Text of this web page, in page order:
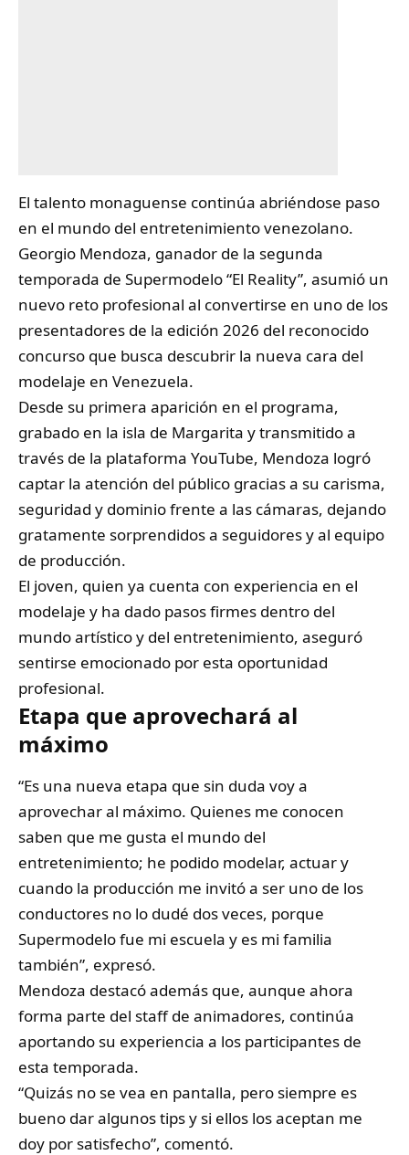
El talento monaguense continúa abriéndose paso
en el mundo del entretenimiento venezolano.
Georgio Mendoza, ganador de la segunda
temporada de Supermodelo “El Reality”, asumió un
nuevo reto profesional al convertirse en uno de los
presentadores de la edición 2026 del reconocido
concurso que busca descubrir la nueva cara del
modelaje en Venezuela.
Desde su primera aparición en el programa,
grabado en la isla de Margarita y transmitido a
través de la plataforma YouTube, Mendoza logró
captar la atención del público gracias a su carisma,
seguridad y dominio frente a las cámaras, dejando
gratamente sorprendidos a seguidores y al equipo
de producción.
El joven, quien ya cuenta con experiencia en el
modelaje y ha dado pasos firmes dentro del
mundo artístico y del entretenimiento, aseguró
sentirse emocionado por esta oportunidad
profesional.
Etapa que aprovechará al
máximo
“Es una nueva etapa que sin duda voy a
aprovechar al máximo. Quienes me conocen
saben que me gusta el mundo del
entretenimiento; he podido modelar, actuar y
cuando la producción me invitó a ser uno de los
conductores no lo dudé dos veces, porque
Supermodelo fue mi escuela y es mi familia
también”, expresó.
Mendoza destacó además que, aunque ahora
forma parte del staff de animadores, continúa
aportando su experiencia a los participantes de
esta temporada.
“Quizás no se vea en pantalla, pero siempre es
bueno dar algunos tips y si ellos los aceptan me
doy por satisfecho”, comentó.